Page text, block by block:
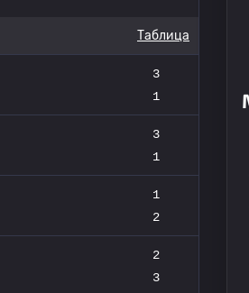
Таблица
3
1
3
1
1
2
2
3